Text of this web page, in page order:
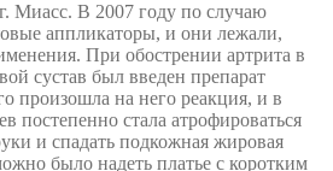
Миасс. В 2007 году по случаю
аппликаторы, и они лежали,
При обострении артрита в
сустав был введен препарат
произошла на него реакция, и в
постепенно стала атрофироваться
и спадать подкожная жировая
было надеть платье с коротким